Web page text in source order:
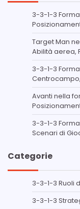
3-3-1-3
Target Man
Abilità aerea,
3-3-1-3
Avanti nella
3-3-1-3
Scenari di
Categorie
3-3-1-3 Ruoli
3-3-1-3